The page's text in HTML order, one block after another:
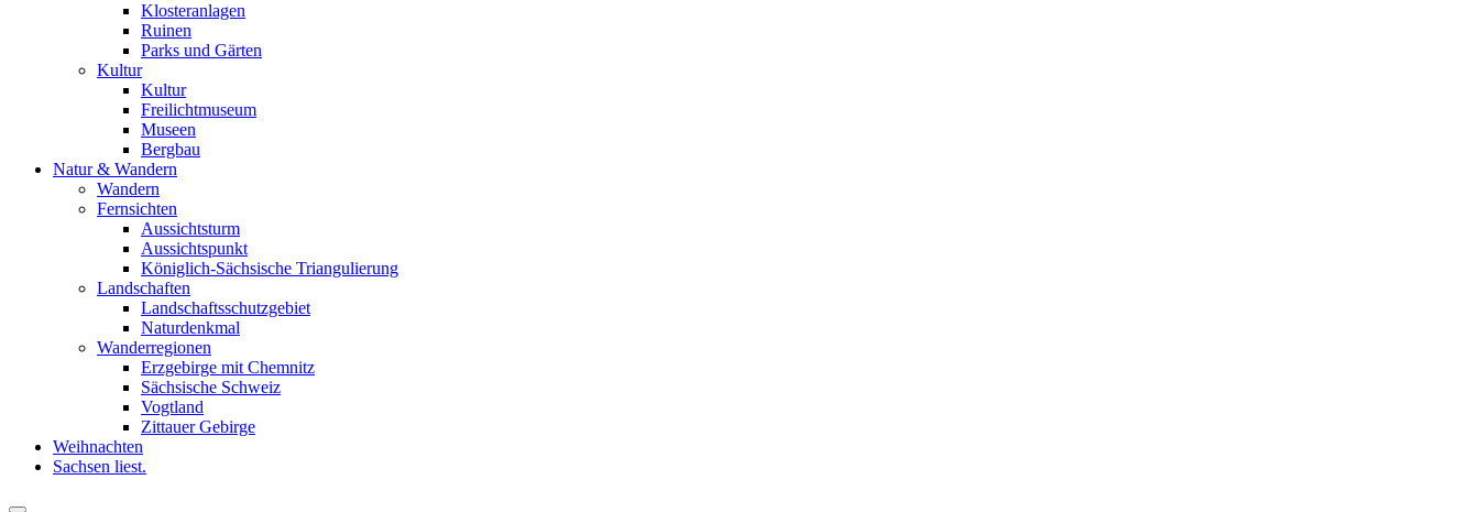
Klosteranlagen
Ruinen
Parks und Gärten
Kultur
Kultur
Freilichtmuseum
Museen
Bergbau
Natur & Wandern
Wandern
Fernsichten
Aussichtsturm
Aussichtspunkt
Königlich-Sächsische Triangulierung
Landschaften
Landschaftsschutzgebiet
Naturdenkmal
Wanderregionen
Erzgebirge mit Chemnitz
Sächsische Schweiz
Vogtland
Zittauer Gebirge
Weihnachten
Sachsen liest.